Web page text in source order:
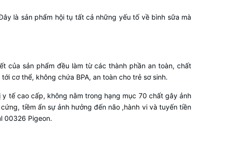
là sản phẩm hội tụ tất cả những yếu tố về bình sữa mà
của sản phẩm đều làm từ các thành phần an toàn, chất
cơ thể, không chứa BPA, an toàn cho trẻ sơ sinh.
tế cao cấp, không nằm trong hạng mục 70 chất gây ảnh
tiềm ẩn sự ảnh hưởng đến não ,hành vi và tuyến tiền
00326 Pigeon.